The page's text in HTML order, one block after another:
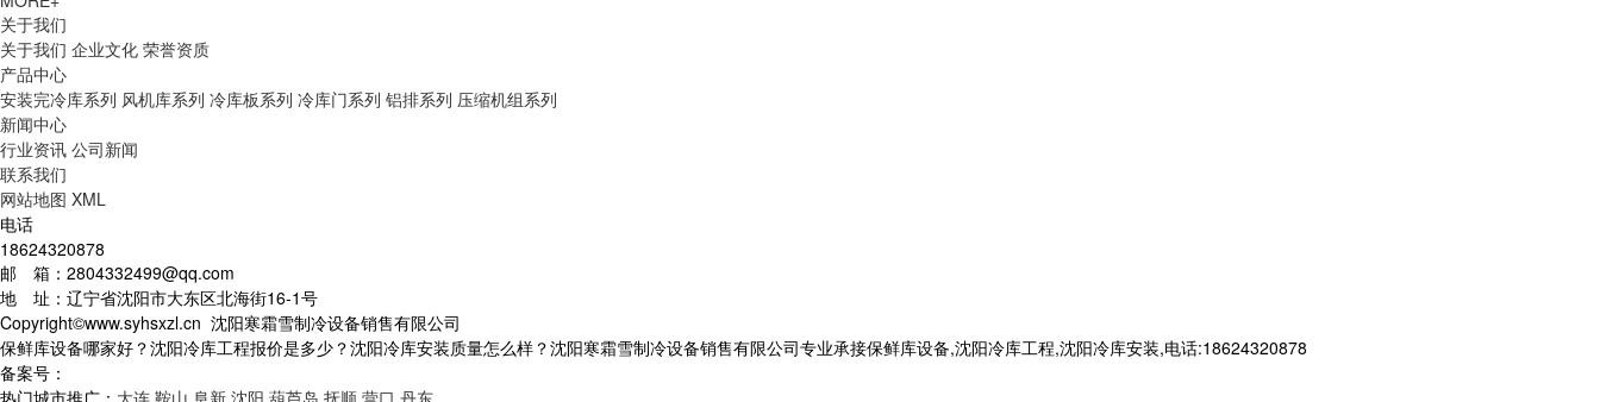
关于我们
关于我们 企业文化 荣誉资质
产品中心
安装完冷库系列 风机库系列 冷库板系列 冷库门系列 铝排系列 压缩机组系列
新闻中心
行业资讯 公司新闻
联系我们
网站地图 XML
电话
18624320878
邮 箱：2804332499@qq.com
地 址：辽宁省沈阳市大东区北海街16-1号
Copyright©www.syhsxzl.cn 沈阳寒霜雪制冷设备销售有限公司
保鲜库设备哪家好？沈阳冷库工程报价是多少？沈阳冷库安装质量怎么样？沈阳寒霜雪制冷设备销售有限公司专业承接保鲜库设备,沈阳冷库工程,沈阳冷库安装,电话:18624320878
备案号：
热门城市推广： 大连 鞍山 阜新 沈阳 葫芦岛 抚顺 营口 丹东